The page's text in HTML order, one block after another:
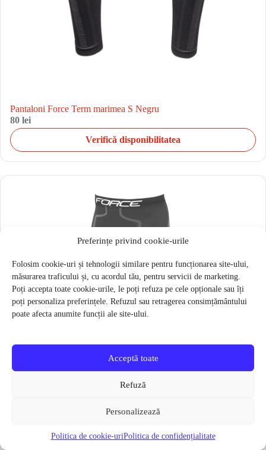
Preferințe privind cookie-urile
Folosim cookie-uri și tehnologii similare pentru funcționarea site-ului,
măsurarea traficului și, cu acordul tău, pentru servicii de marketing.
Poți accepta toate cookie-urile, le poți refuza pe cele opționale sau îți
poți personaliza preferințele. Refuzul sau retragerea consimțământului
poate afecta anumite funcții ale site-ului.
Acceptă toate
Refuză
Personalizează
Politica de cookie-uriPolitica de confidențialitate
Pantaloni Force Term marimea S Negru
80 lei
Verifică disponibilitatea
Pantaloni functionali Force Frost marime L-XL Negru